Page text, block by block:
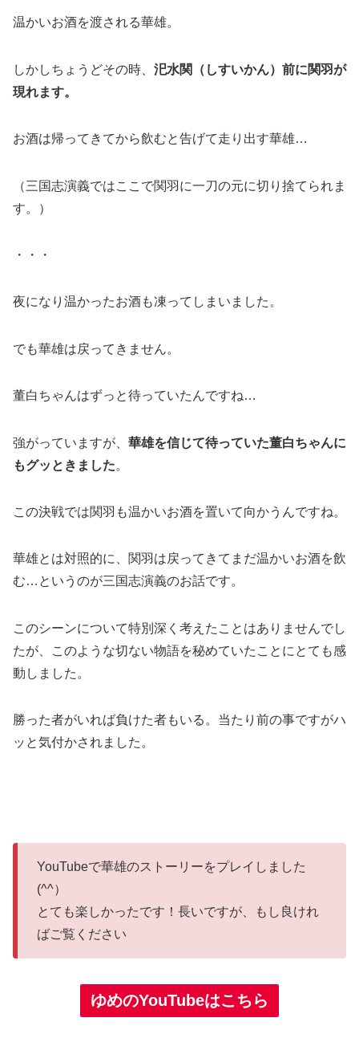
温かいお酒を渡される華雄。
しかしちょうどその時、 汜水関（しすいかん）前に関羽が
現れます。
お酒は帰ってきてから飲むと告げて走り出す華雄…
（三国志演義ではここで関羽に一刀の元に切り捨てられま
す。）
・・・
夜になり温かったお酒も凍ってしまいました。
でも華雄は戻ってきません。
董白ちゃんはずっと待っていたんですね…
強がっていますが、 華雄を信じて待っていた董白ちゃんに
もグッときました。
この決戦では関羽も温かいお酒を置いて向かうんですね。
華雄とは対照的に、関羽は戻ってきてまだ温かいお酒を飲
む…というのが三国志演義のお話です。
このシーンについて特別深く考えたことはありませんでし
たが、このような切ない物語を秘めていたことにとても感
動しました。
勝った者がいれば負けた者もいる。当たり前の事ですがハ
ッと気付かされました。
YouTubeで華雄のストーリーをプレイしました
(^^）
とても楽しかったです！長いですが、もし良けれ
ばご覧ください
ゆめのYouTubeはこちら